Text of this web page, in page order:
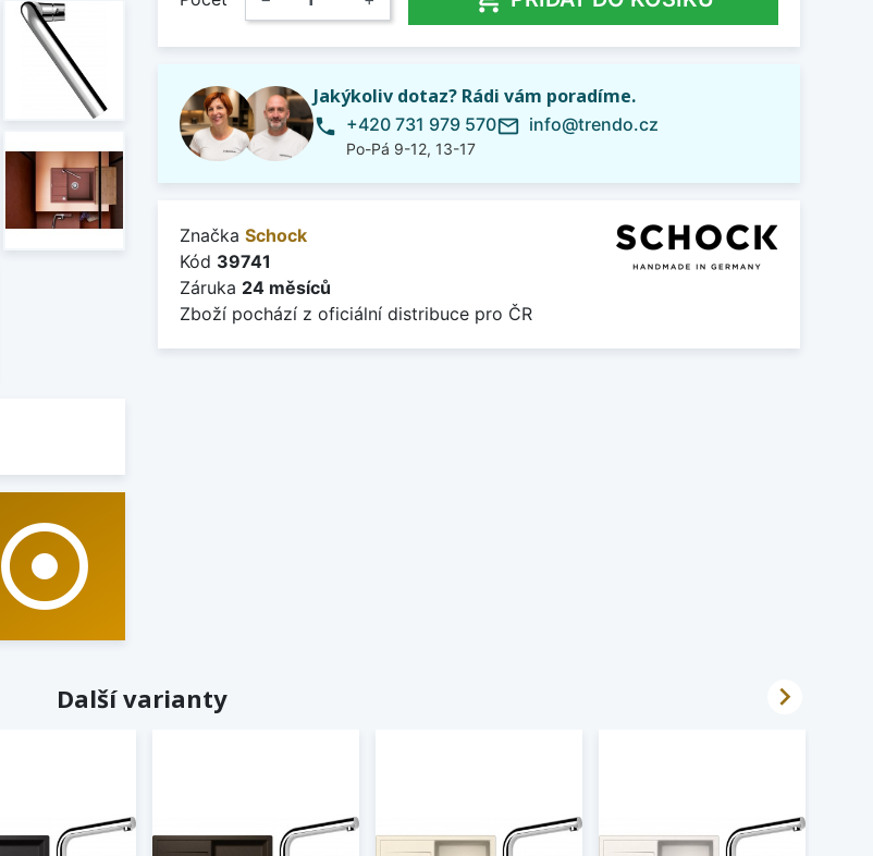
adjust
Jakýkoliv dotaz? Rádi vám poradíme.
phone +420 731 979 570
Po-Pá 9-12, 13-17
mail_outline info@trendo.cz
Značka Schock
Kód 39741
Záruka 24 měsíců
Zboží pochází z oficiální distribuce pro ČR
Další varianty 